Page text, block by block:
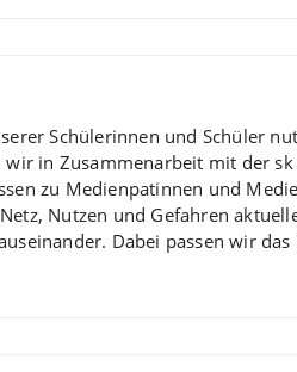
Schülerinnen und Schüler
in Zusammenarbeit mit der
zu Medienpatinnen und
Nutzen und Gefahren
Dabei passen wir